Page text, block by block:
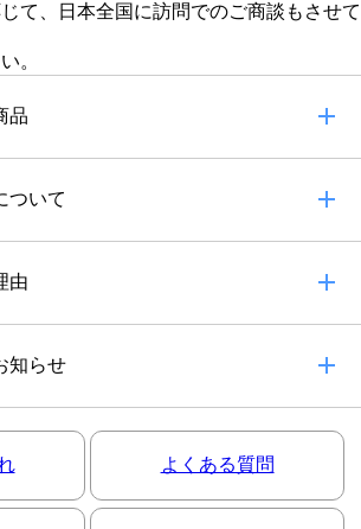
て、日本全国に訪問でのご商談もさせて
。
品
ついて
由
知らせ
よくある質問